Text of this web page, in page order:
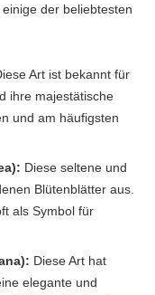
der beliebtesten
Art ist bekannt für
ihre majestätische
und am häufigsten
Diese seltene und
Blütenblätter aus.
als Symbol für
Diese Art hat
elegante und